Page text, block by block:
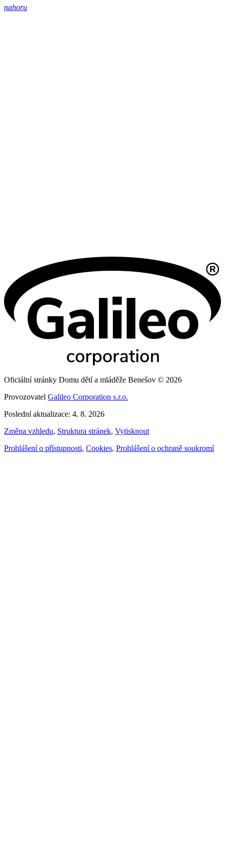
nahoru
Oficiální stránky Domu dětí a mláděže Benešov © 2026
Provozovatel Galileo Corporation s.r.o.
Poslední aktualizace: 4. 8. 2026
Změna vzhledu, Struktura stránek, Vytisknout
Prohlášení o přístupnosti, Cookies, Prohlášení o ochraně soukromí